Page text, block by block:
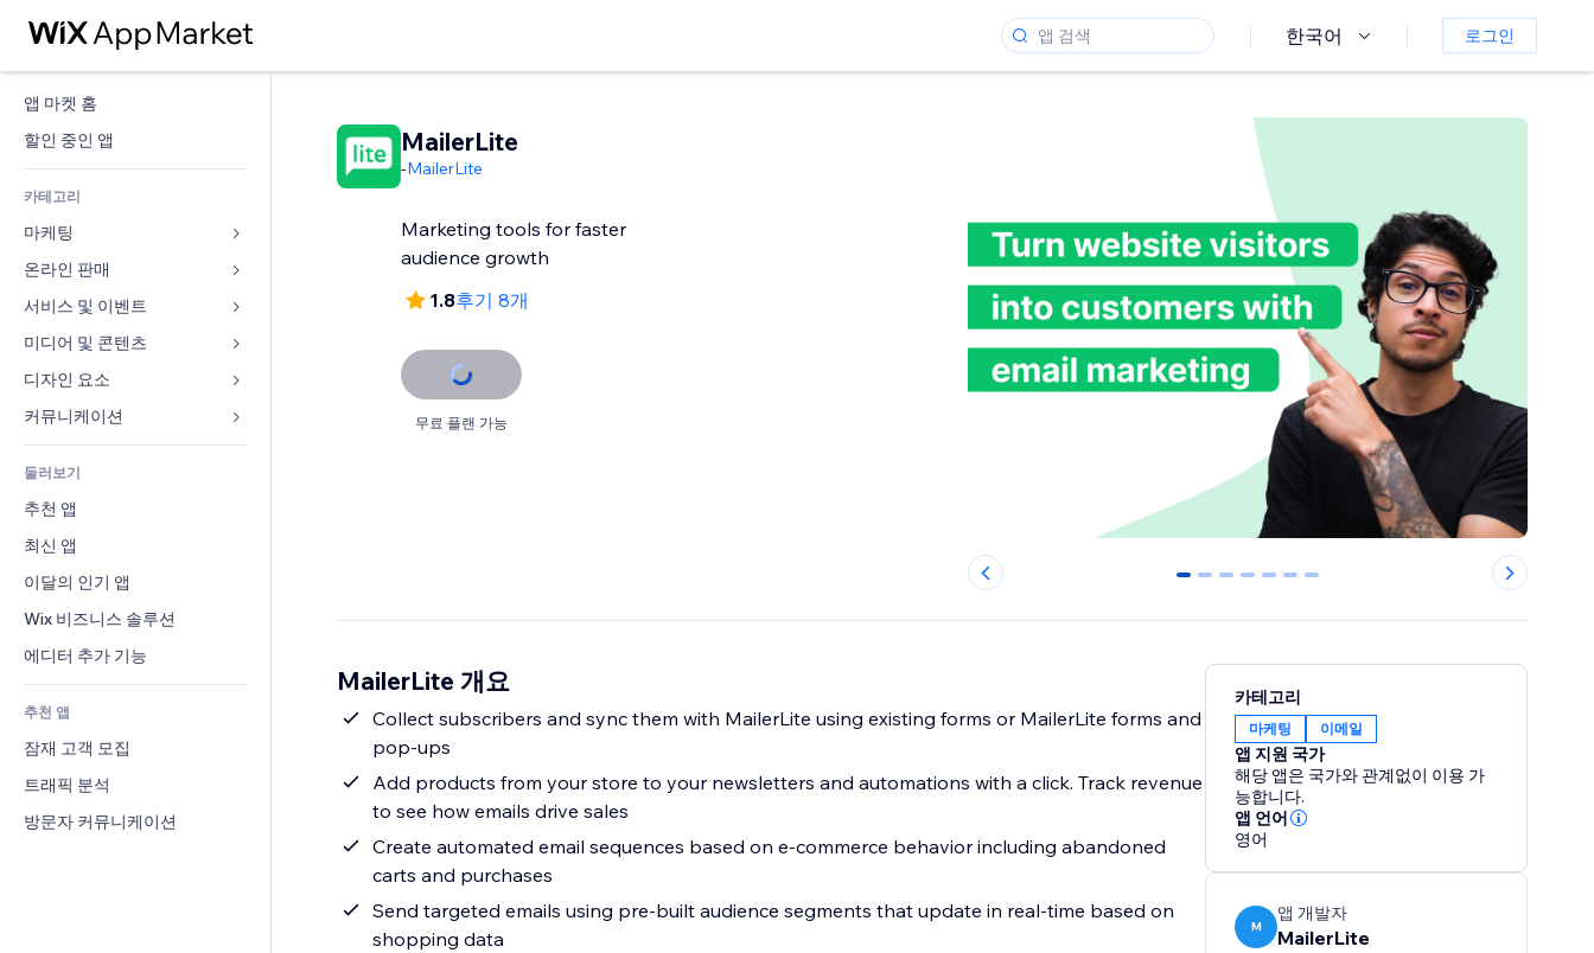
한국어 로그인
앱 마켓 홈
할인 중인 앱
카테고리
마케팅
광고
모바일
사이트 통계
사이트 목록
이메일
온라인 판매
쇼핑몰 관련 앱
배송
판매 버튼
회계
쿠폰 및 로열티
창고 서비스
식품 및 음료
서비스 및 이벤트
호텔
이벤트
음식점
부동산
예약
미디어 및 콘텐츠
갤러리
뮤직
팟캐스트
사진
동영상
PDF
파일 공유
소식
디자인 요소
지도 및 내비게이션
개인정보 및 보안
시계
페이지 템플릿
이미지 효과
버튼 & 메뉴
배너 및 배지
계산기
검색
일기예보
차트 및 표
양식
블로그
설문
채팅
메모
전화번호
커뮤니티
평가와 후기
CRM
둘러보기
추천 앱
최신 앱
이달의 인기 앱
Wix 비즈니스 솔루션
에디터 추가 기능
추천 앱
잠재 고객 모집
트래픽 분석
방문자 커뮤니케이션
MailerLite
-MailerLite
Marketing tools for faster
audience growth
1.8후기 8개
무료 플랜 가능
0 1 2 3 4 5 6
MailerLite 개요
Collect subscribers and sync them with MailerLite using existing forms or MailerLite forms and
pop-ups
Add products from your store to your newsletters and automations with a click. Track revenue
to see how emails drive sales
Create automated email sequences based on e-commerce behavior including abandoned
carts and purchases
Send targeted emails using pre-built audience segments that update in real-time based on
shopping data
카테고리
마케팅 이메일
앱 지원 국가
해당 앱은 국가와 관계없이 이용 가
능합니다.
앱 언어
영어
M
앱 개발자
MailerLite